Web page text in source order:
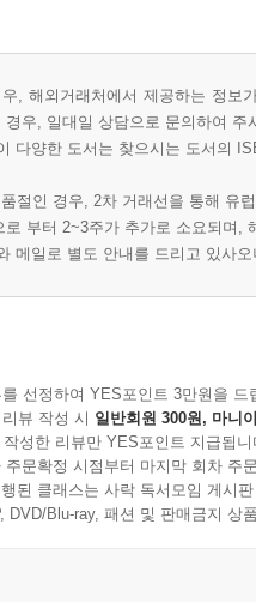
, 해외거래처에서 제공하는 정
경우, 일대일 상담으로 문의하여 주
다양한 도서는 찾으시는 도서의
절인 경우, 2차 거래선을 통해 유
로 부터 2~3주가 추가로 소요되며,
메일로 별도 안내를 드리고 있사
선정하여 YES포인트 3만원을 드
뷰 작성 시 일반회원 300원, 마니
성한 리뷰만 YES포인트 지급됩니
주문확정 시점부터 마지막 회차 주
된 클래스는 사락 독서모임 게시
DVD/Blu-ray, 패션 및 판매금지 상